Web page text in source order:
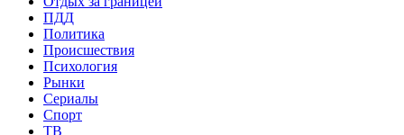
ПДД
Политика
Происшествия
Психология
Рынки
Сериалы
Спорт
ТВ